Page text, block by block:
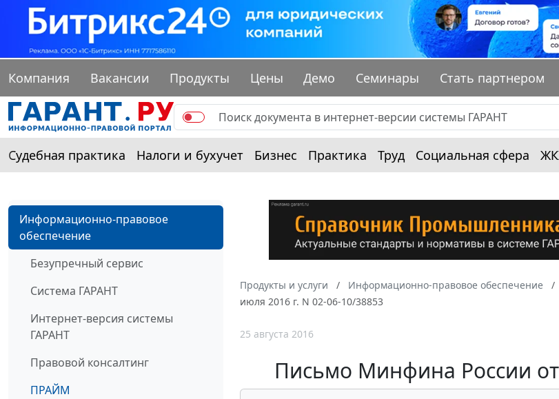
Компания Вакансии Продукты Цены Демо Семинары Стать партнером
Судебная практика Налоги и бухучет Бизнес Практика Труд Социальная сфера
Информационно-правовое
обеспечение
Безупречный сервис
Система ГАРАНТ
Интернет-версия системы
ГАРАНТ
Правовой консалтинг
ПРАЙМ
Продукты и услуги Информационно-правовое обеспечение
июля 2016 г. N 02-06-10/38853
25 августа 2016
Письмо Минфина России